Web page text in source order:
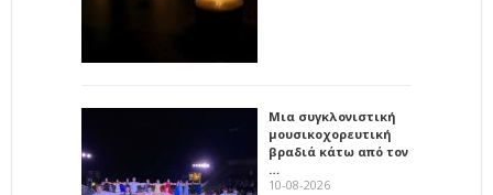
Μια συγκλονιστική
μουσικοχορευτική
βραδιά κάτω από τον
…
10-08-2026